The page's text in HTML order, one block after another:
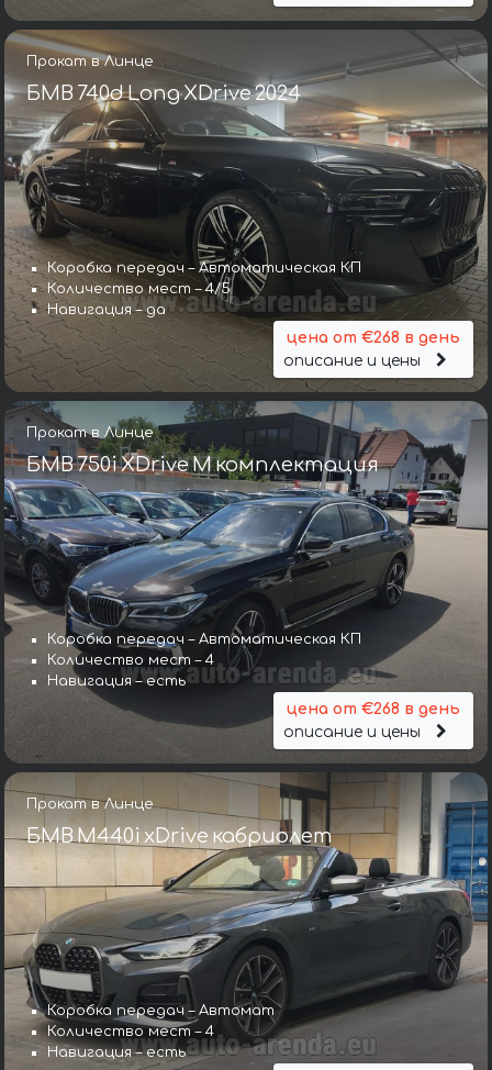
Прокат в Линце
БМВ 740d Long XDrive 2024
Коробка передач – Автоматическая КП
Количество мест – 4/5
Навигация – да
цена от €268 в день
описание и цены
Прокат в Линце
БМВ 750i XDrive M комплектация
Коробка передач – Автоматическая КП
Количество мест – 4
Навигация – есть
цена от €268 в день
описание и цены
Прокат в Линце
БМВ M440i xDrive кабриолет
Коробка передач – Автомат
Количество мест – 4
Навигация – есть